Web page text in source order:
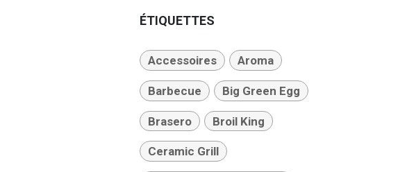
ÉTIQUETTES
Accessoires Aroma
Barbecue Big Green Egg
Brasero Broil King
Ceramic Grill